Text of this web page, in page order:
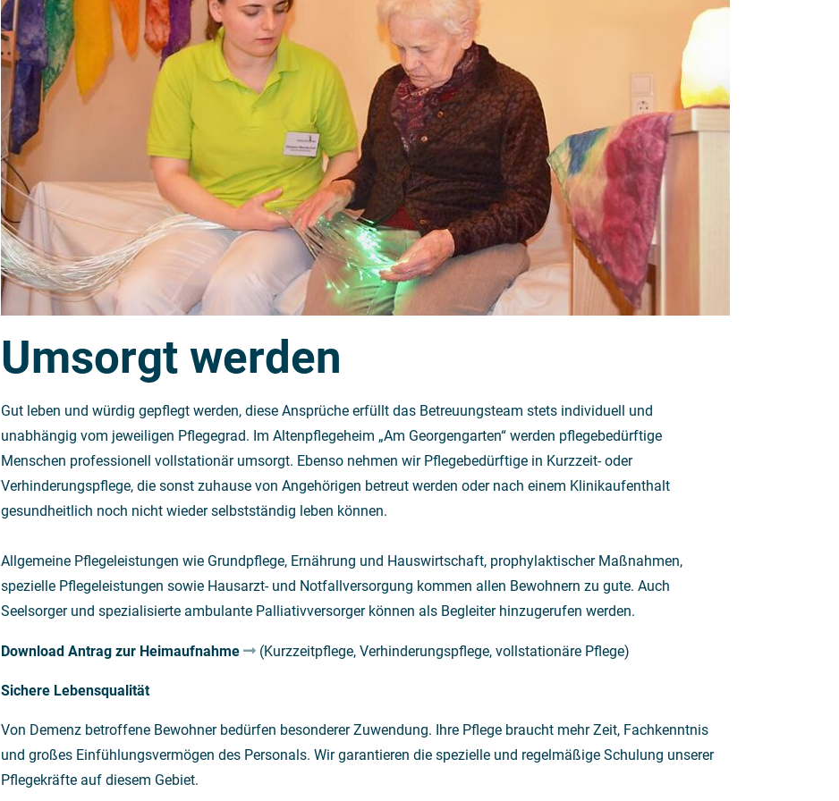
Umsorgt werden
Gut leben und würdig gepflegt werden, diese Ansprüche erfüllt das Betreuungsteam stets individuell und
unabhängig vom jeweiligen Pflegegrad. Im Altenpflegeheim „Am Georgengarten“ werden pflegebedürftige
Menschen professionell vollstationär umsorgt. Ebenso nehmen wir Pflegebedürftige in Kurzzeit- oder
Verhinderungspflege, die sonst zuhause von Angehörigen betreut werden oder nach einem Klinikaufenthalt
gesundheitlich noch nicht wieder selbstständig leben können.
Allgemeine Pflegeleistungen wie Grundpflege, Ernährung und Hauswirtschaft, prophylaktischer Maßnahmen,
spezielle Pflegeleistungen sowie Hausarzt- und Notfallversorgung kommen allen Bewohnern zu gute. Auch
Seelsorger und spezialisierte ambulante Palliativversorger können als Begleiter hinzugerufen werden.
Download Antrag zur Heimaufnahme (Kurzzeitpflege, Verhinderungspflege, vollstationäre Pflege)
Sichere Lebensqualität
Von Demenz betroffene Bewohner bedürfen besonderer Zuwendung. Ihre Pflege braucht mehr Zeit, Fachkenntnis
und großes Einfühlungsvermögen des Personals. Wir garantieren die spezielle und regelmäßige Schulung unserer
Pflegekräfte auf diesem Gebiet.